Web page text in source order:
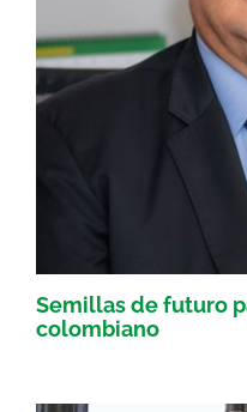
Semillas de futuro
colombiano